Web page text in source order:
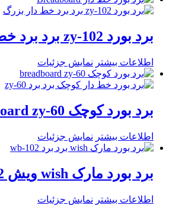
برد بورد zy-102 برد برد خط دار
اطلاعات بیشتر نمایش جزئیات
برد بورد کوچک breadboard zy-60
اطلاعات بیشتر نمایش جزئیات
برد بورد مارک wish ویش wb-102
اطلاعات بیشتر نمایش جزئیات